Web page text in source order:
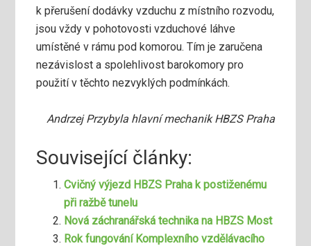
k přerušení dodávky vzduchu z místního rozvodu,
jsou vždy v pohotovosti vzduchové láhve
umístěné v rámu pod komorou. Tím je zaručena
nezávislost a spolehlivost barokomory pro
použití v těchto nezvyklých podmínkách.
Andrzej Przybyla hlavní mechanik HBZS Praha
Související články:
Cvičný výjezd HBZS Praha k postiženému
při ražbě tunelu
Nová záchranářská technika na HBZS Most
Rok fungování Komplexního vzdělávacího